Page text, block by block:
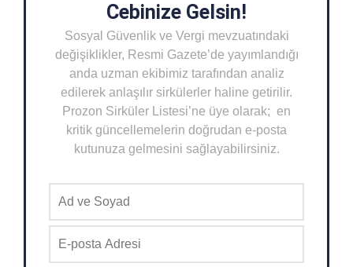
Cebinize Gelsin!
Sosyal Güvenlik ve Vergi mevzuatındaki
değişiklikler, Resmi Gazete’de yayımlandığı
anda uzman ekibimiz tarafından analiz
edilerek anlaşılır sirkülerler haline getirilir.
Prozon Sirküler Listesi’ne üye olarak; en
kritik güncellemelerin doğrudan e-posta
kutunuza gelmesini sağlayabilirsiniz.